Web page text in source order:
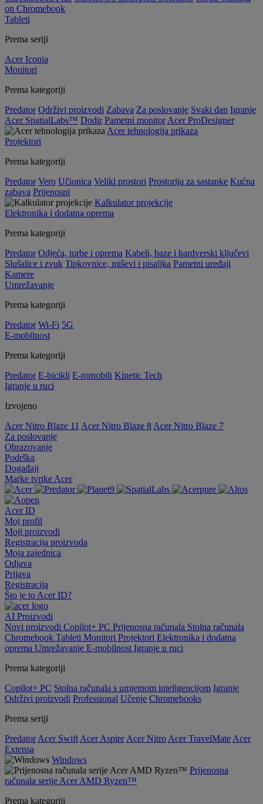
on Chromebook
Tableti
Prema seriji
Acer Iconia
Monitori
Prema kategoriji
Predator Održivi proizvodi Zabava Za poslovanje Svaki dan Igranje
Acer SpatialLabs™ Dodir Pametni monitor Acer ProDesigner
Acer tehnologija prikaza
Projektori
Prema kategoriji
Predator Vero Učionica Veliki prostori Prostorija za sastanke Kućna
zabava Prijenosni
Kalkulator projekcije
Elektronika i dodatna oprema
Prema kategoriji
Predator Odjeća, torbe i oprema Kabeli, baze i hardverski ključevi
Slušalice i zvuk Tipkovnice, miševi i pisaljka Pametni uređaji
Kamere
Umrežavanje
Prema kategoriji
Predator Wi-Fi 5G
E-mobilnost
Prema kategoriji
Predator E-bicikli E-romobili Kinetic Tech
Igranje u ruci
Izvojeno
Acer Nitro Blaze 11 Acer Nitro Blaze 8 Acer Nitro Blaze 7
Za poslovanje
Obrazovanje
Podrška
Događaji
Marke tvrtke Acer
Acer ID
Moj profil
Moji proizvodi
Registracija proizvoda
Moja zajednica
Odjava
Prijava
Registracija
Što je to Acer ID?
AI Proizvodi
Novi proizvodi Copilot+ PC Prijenosna računala Stolna računala
Chromebook Tableti Monitori Projektori Elektronika i dodatna
oprema Umrežavanje E-mobilnost Igranje u ruci
Prema kategoriji
Copilot+ PC Stolna računala s umjetnom inteligencijom Igranje
Održivi proizvodi Professional Učenje Chromebooks
Prema seriji
Predator Acer Swift Acer Aspire Acer Nitro Acer TravelMate Acer
Extensa
Windows
Prijenosna
računala serije Acer AMD Ryzen™
Prema kategoriji